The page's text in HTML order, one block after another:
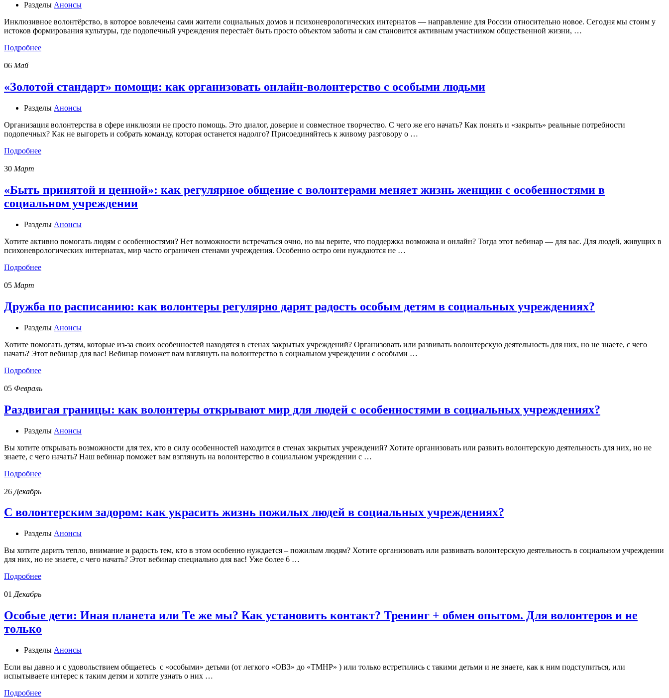
Разделы Анонсы
Инклюзивное волонтёрство, в которое вовлечены сами жители социальных домов и психоневрологических интернатов — направление для России относительно новое. Сегодня мы стоим у
истоков формирования культуры, где подопечный учреждения перестаёт быть просто объектом заботы и сам становится активным участником общественной жизни, …
Подробнее
06 Май
«Золотой стандарт» помощи: как организовать онлайн-волонтерство с особыми людьми
Разделы Анонсы
Организация волонтерства в сфере инклюзии не просто помощь. Это диалог, доверие и совместное творчество. С чего же его начать? Как понять и «закрыть» реальные потребности
подопечных? Как не выгореть и собрать команду, которая останется надолго? Присоединяйтесь к живому разговору о …
Подробнее
30 Март
«Быть принятой и ценной»: как регулярное общение с волонтерами меняет жизнь женщин с особенностями в
социальном учреждении
Разделы Анонсы
Хотите активно помогать людям с особенностями? Нет возможности встречаться очно, но вы верите, что поддержка возможна и онлайн? Тогда этот вебинар — для вас. Для людей, живущих в
психоневрологических интернатах, мир часто ограничен стенами учреждения. Особенно остро они нуждаются не …
Подробнее
05 Март
Дружба по расписанию: как волонтеры регулярно дарят радость особым детям в социальных учреждениях?
Разделы Анонсы
Хотите помогать детям, которые из-за своих особенностей находятся в стенах закрытых учреждений? Организовать или развивать волонтерскую деятельность для них, но не знаете, с чего
начать? Этот вебинар для вас! Вебинар поможет вам взглянуть на волонтерство в социальном учреждении с особыми …
Подробнее
05 Февраль
Раздвигая границы: как волонтеры открывают мир для людей с особенностями в социальных учреждениях?
Разделы Анонсы
Вы хотите открывать возможности для тех, кто в силу особенностей находится в стенах закрытых учреждений? Хотите организовать или развить волонтерскую деятельность для них, но не
знаете, с чего начать? Наш вебинар поможет вам взглянуть на волонтерство в социальном учреждении с …
Подробнее
26 Декабрь
С волонтерским задором: как украсить жизнь пожилых людей в социальных учреждениях?
Разделы Анонсы
Вы хотите дарить тепло, внимание и радость тем, кто в этом особенно нуждается – пожилым людям? Хотите организовать или развивать волонтерскую деятельность в социальном учреждении
для них, но не знаете, с чего начать? Этот вебинар специально для вас! Уже более 6 …
Подробнее
01 Декабрь
Особые дети: Иная планета или Те же мы? Как установить контакт? Тренинг + обмен опытом. Для волонтеров и не
только
Разделы Анонсы
Если вы давно и с удовольствием общаетесь с «особыми» детьми (от легкого «ОВЗ» до «ТМНР» ) или только встретились с такими детьми и не знаете, как к ним подступиться, или
испытываете интерес к таким детям и хотите узнать о них …
Подробнее